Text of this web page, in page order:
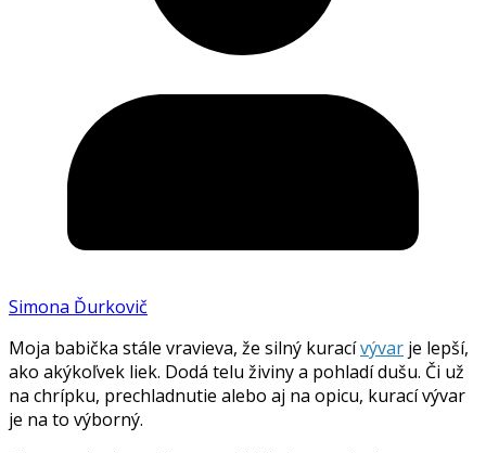
Simona Ďurkovič
Moja babička stále vravieva, že silný kuracívývar je lepší,
ako akýkoľvek liek. Dodá telu živiny a pohladí dušu. Či už
na chrípku, prechladnutie alebo aj na opicu, kurací vývar
je na to výborný.